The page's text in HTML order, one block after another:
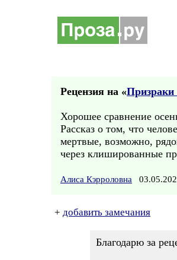
Рецензия на «
Хорошее сравнение
Рассказ о том, что
мертвые, возможно,
через клишированные
Алиса Кэрроловна
+ добавить замечания
Благодарю за